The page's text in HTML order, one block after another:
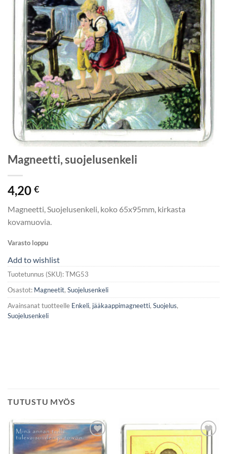
Magneetti, suojelusenkeli
4,20 €
Magneetti, Suojelusenkeli, koko 65x95mm, kirkasta
kovamuovia.
Varasto loppu
Add to wishlist
Tuotetunnus (SKU):TMG53
Osastot: Magneetit, Suojelusenkeli
Avainsanat tuotteelle Enkeli, jääkaappimagneetti, Suojelus,
Suojelusenkeli
TUTUSTU MYÖS
Add to
wishlist
Add to
wishlist